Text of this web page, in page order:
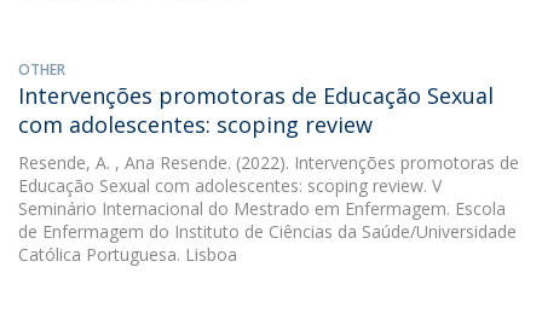
OTHER
Intervenções promotoras de Educação Sexual
com adolescentes: scoping review
Resende, A. , Ana Resende. (2022). Intervenções promotoras de
Educação Sexual com adolescentes: scoping review. V
Seminário Internacional do Mestrado em Enfermagem. Escola
de Enfermagem do Instituto de Ciências da Saúde/Universidade
Católica Portuguesa. Lisboa